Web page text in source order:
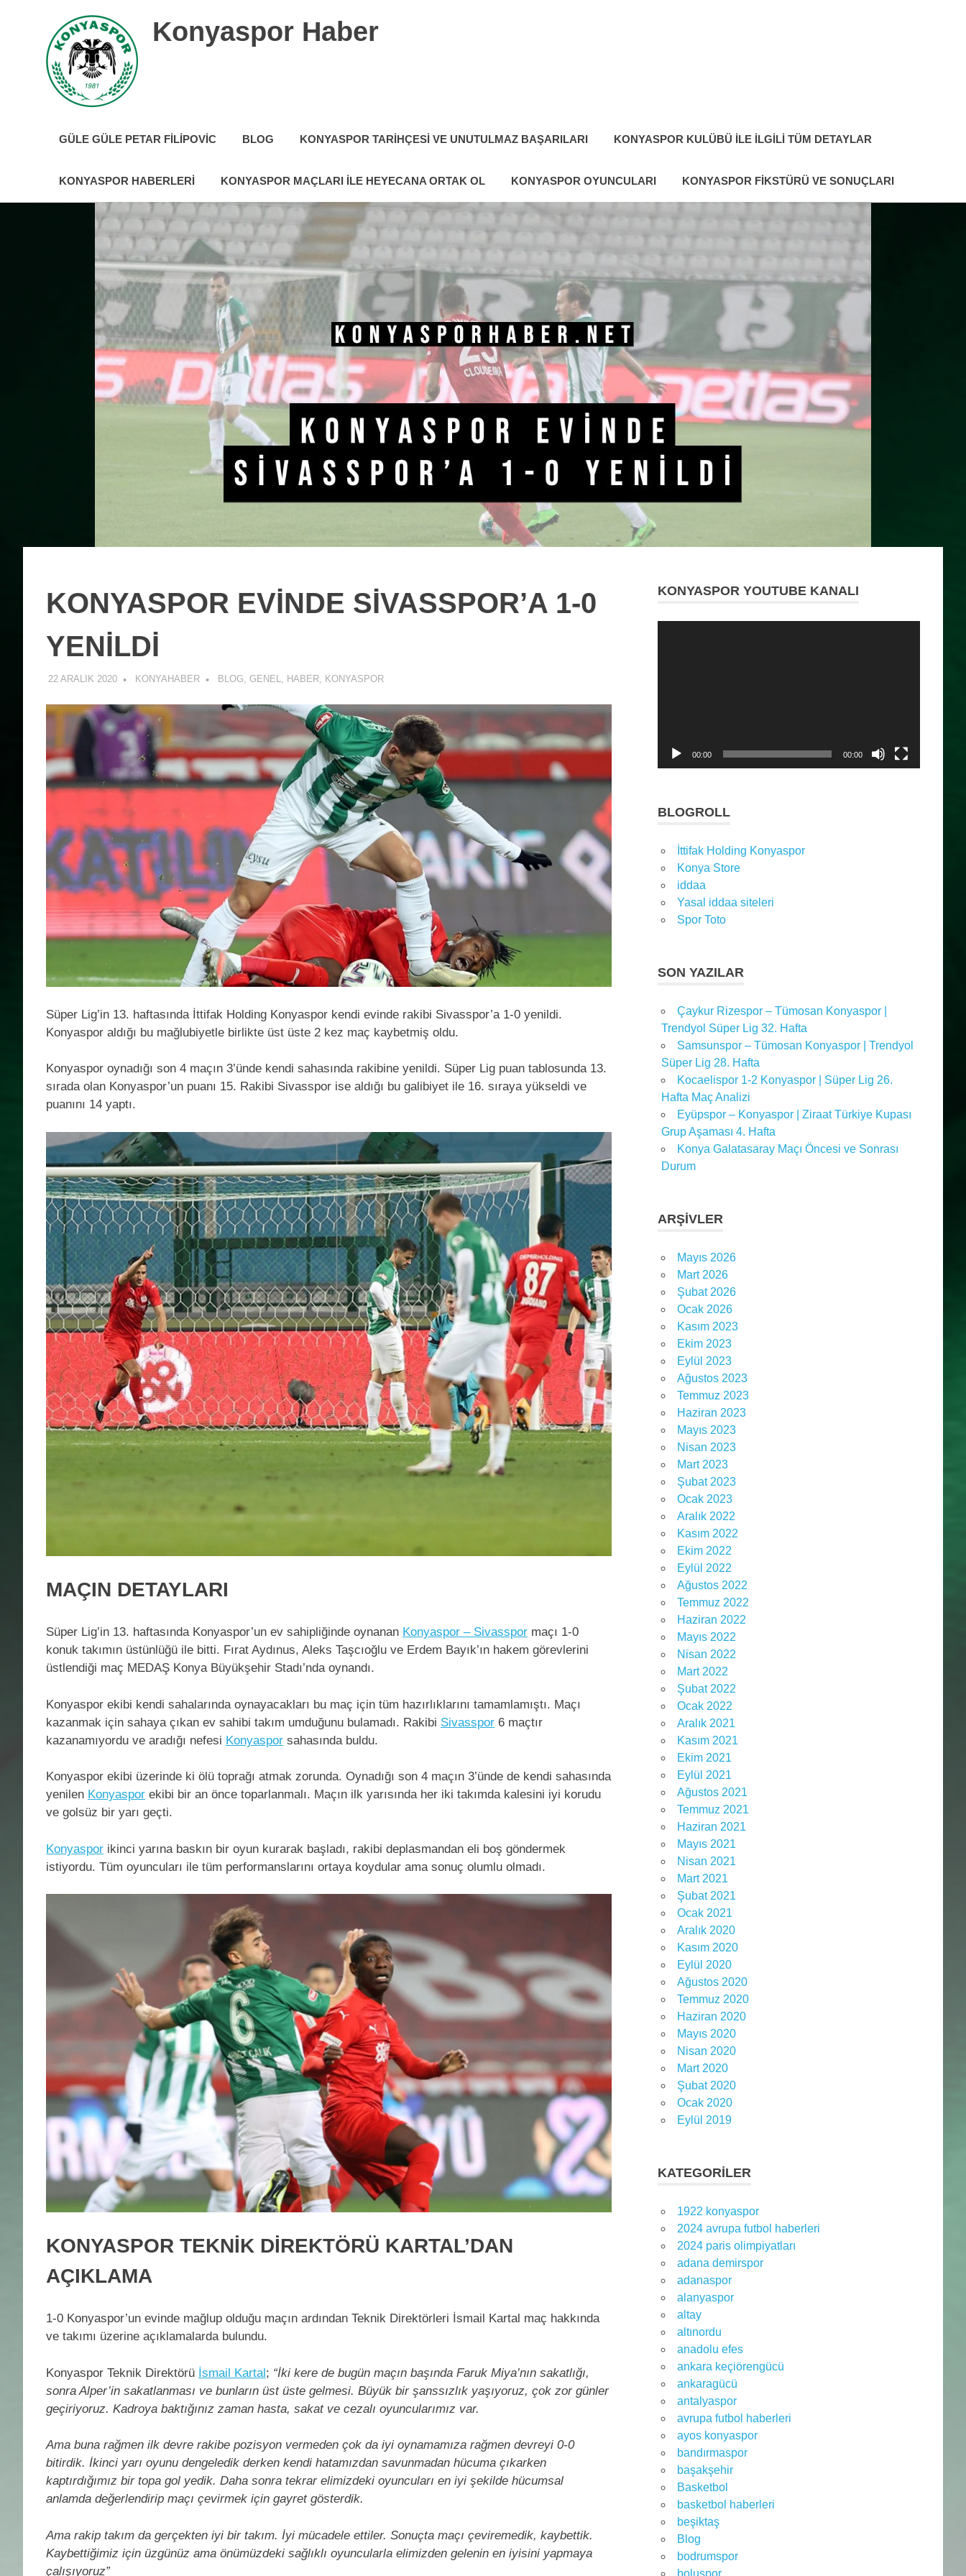
Konyaspor Haber
tümGÜLE GÜLE PETAR FILIPOVIC BLOG KONYASPOR TARIHÇESI VE UNUTULMAZ BAŞARILARI KONYASPOR KULÜBÜ ILE İLGILI TÜM DETAYLAR
KONYASPOR HABERLERI KONYASPOR MAÇLARI ILE HEYECANA ORTAK OL KONYASPOR OYUNCULARI KONYASPOR FIKSTÜRÜ VE SONUÇLARI
KONYASPOR EVİNDE SİVASSPOR’A 1-0
YENİLDİ
22 ARALIK 2020 KONYAHABER BLOG, GENEL, HABER, KONYASPOR
Süper Lig’in 13. haftasında İttifak Holding Konyaspor kendi evinde rakibi Sivasspor’a 1-0 yenildi.
Konyaspor aldığı bu mağlubiyetle birlikte üst üste 2 kez maç kaybetmiş oldu.
Konyaspor oynadığı son 4 maçın 3’ünde kendi sahasında rakibine yenildi. Süper Lig puan tablosunda 13.
sırada olan Konyaspor’un puanı 15. Rakibi Sivasspor ise aldığı bu galibiyet ile 16. sıraya yükseldi ve
puanını 14 yaptı.
MAÇIN DETAYLARI
Süper Lig’in 13. haftasında Konyaspor’un ev sahipliğinde oynanan Konyaspor – Sivasspor maçı 1-0
konuk takımın üstünlüğü ile bitti. Fırat Aydınus, Aleks Taşcıoğlu ve Erdem Bayık’ın hakem görevlerini
üstlendiği maç MEDAŞ Konya Büyükşehir Stadı’nda oynandı.
Konyaspor ekibi kendi sahalarında oynayacakları bu maç için tüm hazırlıklarını tamamlamıştı. Maçı
kazanmak için sahaya çıkan ev sahibi takım umduğunu bulamadı. Rakibi Sivasspor 6 maçtır
kazanamıyordu ve aradığı nefesi Konyaspor sahasında buldu.
Konyaspor ekibi üzerinde ki ölü toprağı atmak zorunda. Oynadığı son 4 maçın 3’ünde de kendi sahasında
yenilen Konyaspor ekibi bir an önce toparlanmalı. Maçın ilk yarısında her iki takımda kalesini iyi korudu
ve golsüz bir yarı geçti.
Konyaspor ikinci yarına baskın bir oyun kurarak başladı, rakibi deplasmandan eli boş göndermek
istiyordu. Tüm oyuncuları ile tüm performanslarını ortaya koydular ama sonuç olumlu olmadı.
KONYASPOR TEKNİK DİREKTÖRÜ KARTAL’DAN
AÇIKLAMA
1-0 Konyaspor’un evinde mağlup olduğu maçın ardından Teknik Direktörleri İsmail Kartal maç hakkında
ve takımı üzerine açıklamalarda bulundu.
Konyaspor Teknik Direktörü İsmail Kartal; “İki kere de bugün maçın başında Faruk Miya’nın sakatlığı,
sonra Alper’in sakatlanması ve bunların üst üste gelmesi. Büyük bir şanssızlık yaşıyoruz, çok zor günler
geçiriyoruz. Kadroya baktığınız zaman hasta, sakat ve cezalı oyuncularımız var.
Ama buna rağmen ilk devre rakibe pozisyon vermeden çok da iyi oynamamıza rağmen devreyi 0-0
bitirdik. İkinci yarı oyunu dengeledik derken kendi hatamızdan savunmadan hücuma çıkarken
kaptırdığımız bir topa gol yedik. Daha sonra tekrar elimizdeki oyuncuları en iyi şekilde hücumsal
anlamda değerlendirip maçı çevirmek için gayret gösterdik.
Ama rakip takım da gerçekten iyi bir takım. İyi mücadele ettiler. Sonuçta maçı çeviremedik, kaybettik.
Kaybettiğimiz için üzgünüz ama önümüzdeki sağlıklı oyuncularla elimizden gelenin en iyisini yapmaya
çalışıyoruz”
KONYASPOR YOUTUBE KANALI
00:00 00:00
BLOGROLL
İttifak Holding Konyaspor
Konya Store
iddaa
Yasal iddaa siteleri
Spor Toto
SON YAZILAR
Çaykur Rizespor – Tümosan Konyaspor |
Trendyol Süper Lig 32. Hafta
Samsunspor – Tümosan Konyaspor | Trendyol
Süper Lig 28. Hafta
Kocaelispor 1-2 Konyaspor | Süper Lig 26.
Hafta Maç Analizi
Eyüpspor – Konyaspor | Ziraat Türkiye Kupası
Grup Aşaması 4. Hafta
Konya Galatasaray Maçı Öncesi ve Sonrası
Durum
ARŞIVLER
Mayıs 2026
Mart 2026
Şubat 2026
Ocak 2026
Kasım 2023
Ekim 2023
Eylül 2023
Ağustos 2023
Temmuz 2023
Haziran 2023
Mayıs 2023
Nisan 2023
Mart 2023
Şubat 2023
Ocak 2023
Aralık 2022
Kasım 2022
Ekim 2022
Eylül 2022
Ağustos 2022
Temmuz 2022
Haziran 2022
Mayıs 2022
Nisan 2022
Mart 2022
Şubat 2022
Ocak 2022
Aralık 2021
Kasım 2021
Ekim 2021
Eylül 2021
Ağustos 2021
Temmuz 2021
Haziran 2021
Mayıs 2021
Nisan 2021
Mart 2021
Şubat 2021
Ocak 2021
Aralık 2020
Kasım 2020
Eylül 2020
Ağustos 2020
Temmuz 2020
Haziran 2020
Mayıs 2020
Nisan 2020
Mart 2020
Şubat 2020
Ocak 2020
Eylül 2019
KATEGORILER
1922 konyaspor
2024 avrupa futbol haberleri
2024 paris olimpiyatları
adana demirspor
adanaspor
alanyaspor
altay
altınordu
anadolu efes
ankara keçiörengücü
ankaragücü
antalyaspor
avrupa futbol haberleri
ayos konyaspor
bandırmaspor
başakşehir
Basketbol
basketbol haberleri
beşiktaş
Blog
bodrumspor
boluspor